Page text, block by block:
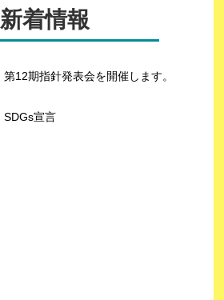
新着情報
第12期指針発表会を開催します。
SDGs宣言